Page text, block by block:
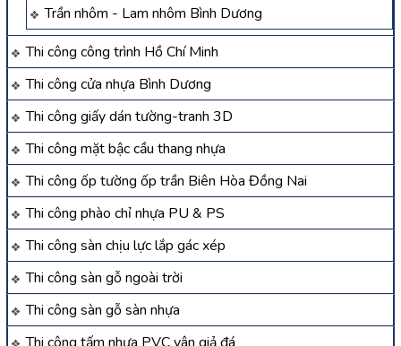
Trần nhôm - Lam nhôm Bình Dương
Thi công công trình Hồ Chí Minh
Thi công cửa nhựa Bình Dương
Thi công giấy dán tường-tranh 3D
Thi công mặt bậc cầu thang nhựa
Thi công ốp tường ốp trần Biên Hòa Đồng Nai
Thi công phào chỉ nhựa PU & PS
Thi công sàn chịu lực lắp gác xép
Thi công sàn gỗ ngoài trời
Thi công sàn gỗ sàn nhựa